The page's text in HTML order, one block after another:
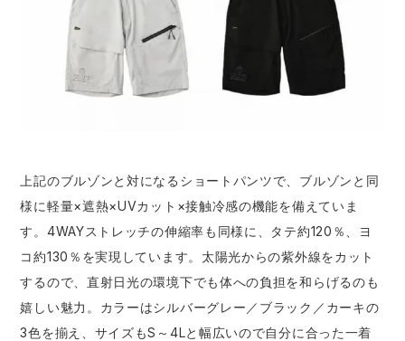
上記のブルゾンと対になるショートパンツで、ブルゾンと同
様に軽量×遮熱×UVカット×接触冷感の機能を備えていま
す。4WAYストレッチの伸縮率も同様に、タテ約120％、ヨ
コ約130％を実現しています。太陽光からの紫外線をカット
するので、直射日光の環境下でも体への負担を和らげるのも
嬉しい魅力。カラーはシルバーグレー／ブラック／カーキの
3色を揃え、サイズもS～4Lと幅広いので自分に合った一着